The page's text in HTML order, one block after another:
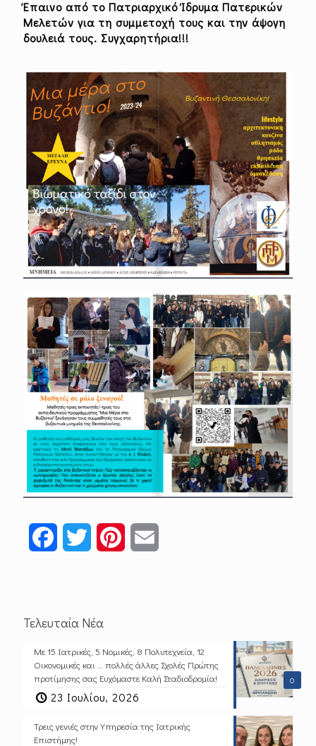
Έπαινο από το Πατριαρχικό Ίδρυμα Πατερικών
Μελετών για τη συμμετοχή τους και την άψογη
δουλειά τους. Συγχαρητήρια!!!
FacebookTwitter Pinterest
Τελευταία Νέα
0
Με 15 Ιατρικές, 5 Νομικές, 8 Πολυτεχνεία, 12
Οικονομικές και … πολλές άλλες Σχολές Πρώτης
προτίμησης σας Ευχόμαστε Καλή Σταδιοδρομία!
23 Ιουλίου, 2026
Τρεις γενιές στην Υπηρεσία της Ιατρικής
Επιστήμης!